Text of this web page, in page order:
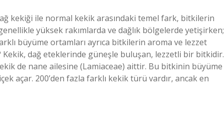
kekiği ile normal kekik arasındaki temel fark, bitkilerin
yüksek rakımlarda ve dağlık bölgelerde yetişirken;
büyüme ortamları ayrıca bitkilerin aroma ve lezzet
dağ eteklerinde güneşle buluşan, lezzetli bir bitkidir.
de nane ailesine (Lamiaceae) aittir. Bu bitkinin büyüme
açar. 200’den fazla farklı kekik türü vardır, ancak en